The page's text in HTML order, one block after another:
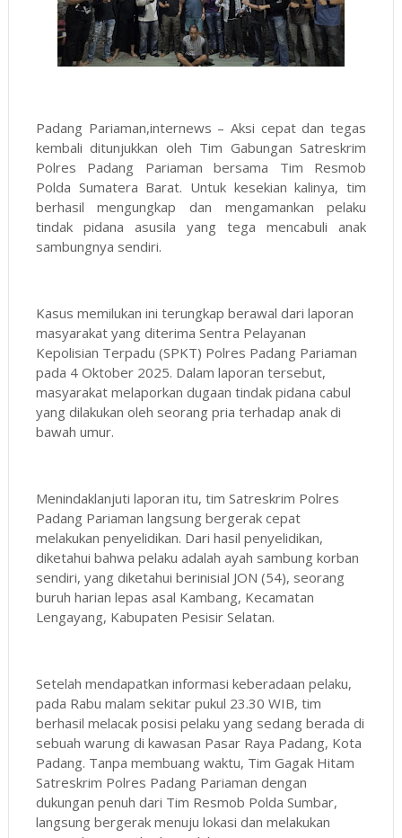
Padang Pariaman,internews – Aksi cepat dan tegas
kembali ditunjukkan oleh Tim Gabungan Satreskrim
Polres Padang Pariaman bersama Tim Resmob
Polda Sumatera Barat. Untuk kesekian kalinya, tim
berhasil mengungkap dan mengamankan pelaku
tindak pidana asusila yang tega mencabuli anak
sambungnya sendiri.
Kasus memilukan ini terungkap berawal dari laporan
masyarakat yang diterima Sentra Pelayanan
Kepolisian Terpadu (SPKT) Polres Padang Pariaman
pada 4 Oktober 2025. Dalam laporan tersebut,
masyarakat melaporkan dugaan tindak pidana cabul
yang dilakukan oleh seorang pria terhadap anak di
bawah umur.
Menindaklanjuti laporan itu, tim Satreskrim Polres
Padang Pariaman langsung bergerak cepat
melakukan penyelidikan. Dari hasil penyelidikan,
diketahui bahwa pelaku adalah ayah sambung korban
sendiri, yang diketahui berinisial JON (54), seorang
buruh harian lepas asal Kambang, Kecamatan
Lengayang, Kabupaten Pesisir Selatan.
Setelah mendapatkan informasi keberadaan pelaku,
pada Rabu malam sekitar pukul 23.30 WIB, tim
berhasil melacak posisi pelaku yang sedang berada di
sebuah warung di kawasan Pasar Raya Padang, Kota
Padang. Tanpa membuang waktu, Tim Gagak Hitam
Satreskrim Polres Padang Pariaman dengan
dukungan penuh dari Tim Resmob Polda Sumbar,
langsung bergerak menuju lokasi dan melakukan